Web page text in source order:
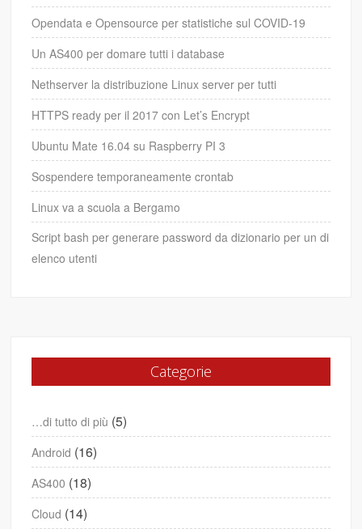
Opendata e Opensource per statistiche sul COVID-19
Un AS400 per domare tutti i database
Nethserver la distribuzione Linux server per tutti
HTTPS ready per il 2017 con Let’s Encrypt
Ubuntu Mate 16.04 su Raspberry PI 3
Sospendere temporaneamente crontab
Linux va a scuola a Bergamo
Script bash per generare password da dizionario per un di
elenco utenti
Categorie
…di tutto di più (5)
Android (16)
AS400 (18)
Cloud (14)